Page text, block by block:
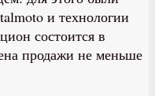
и технологии
состоится в
продажи не меньше